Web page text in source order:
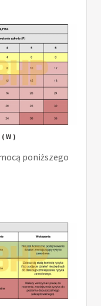
(W)
poniższego